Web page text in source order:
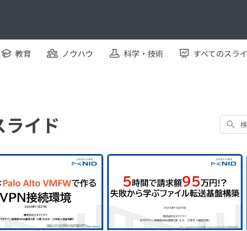
教育 ノウハウ 科学・技術 すべてのスラ
イド 検索